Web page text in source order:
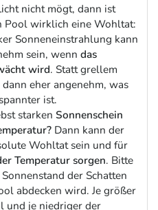
nicht mögt, dann ist
Pool wirklich eine Wohltat:
Sonneneinstrahlung kann
sein, wenn das
wird. Statt grellem
eher angenehm, was
ist.
starken Sonnenschein
Dann kann der
Wohltat sein und für
Temperatur sorgen. Bitte
der Schatten
abdecken wird. Je größer
und je niedriger der